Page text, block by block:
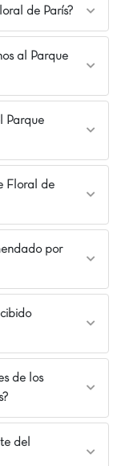
(35 km), el
Parisien
perfecto
fuertes
de París?
al Parque
Parque
Floral de
por
de los
del